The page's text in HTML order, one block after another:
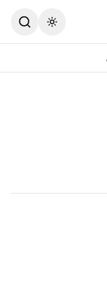
Toggle theme